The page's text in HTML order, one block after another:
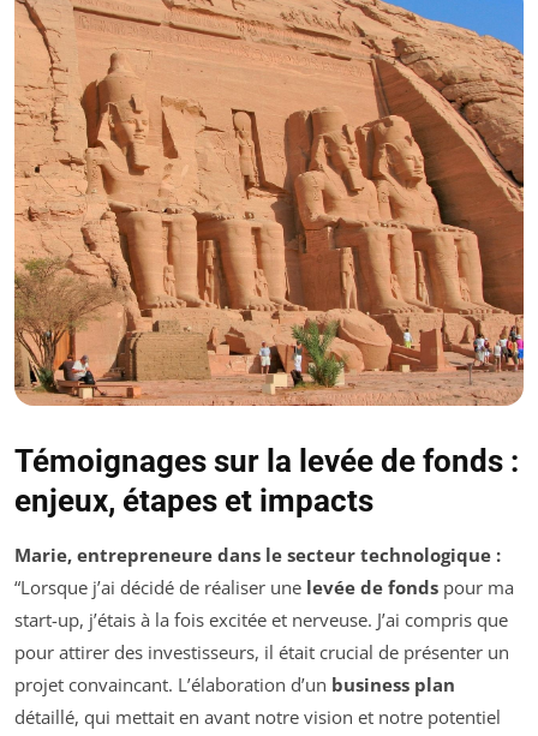
Témoignages sur la levée de fonds :
enjeux, étapes et impacts
Marie, entrepreneure dans le secteur technologique :
“Lorsque j’ai décidé de réaliser une levée de fonds pour ma
start-up, j’étais à la fois excitée et nerveuse. J’ai compris que
pour attirer des investisseurs, il était crucial de présenter un
projet convaincant. L’élaboration d’un business plan
détaillé, qui mettait en avant notre vision et notre potentiel